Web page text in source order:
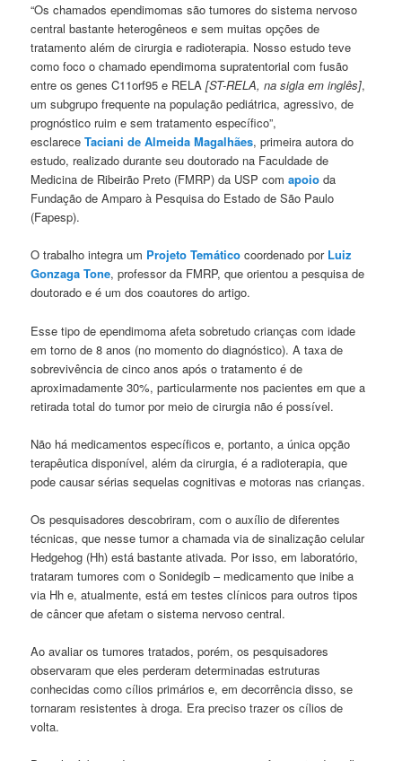
“Os chamados ependimomas são tumores do sistema nervoso
central bastante heterogêneos e sem muitas opções de
tratamento além de cirurgia e radioterapia. Nosso estudo teve
como foco o chamado ependimoma supratentorial com fusão
entre os genes C11orf95 e RELA [ST-RELA, na sigla em inglês],
um subgrupo frequente na população pediátrica, agressivo, de
prognóstico ruim e sem tratamento específico”,
esclareceTaciani de Almeida Magalhães, primeira autora do
estudo, realizado durante seu doutorado na Faculdade de
Medicina de Ribeirão Preto (FMRP) da USP comapoio da
Fundação de Amparo à Pesquisa do Estado de São Paulo
(Fapesp).
O trabalho integra um Projeto Temático coordenado por Luiz
Gonzaga Tone, professor da FMRP, que orientou a pesquisa de
doutorado e é um dos coautores do artigo.
Esse tipo de ependimoma afeta sobretudo crianças com idade
em torno de 8 anos (no momento do diagnóstico). A taxa de
sobrevivência de cinco anos após o tratamento é de
aproximadamente 30%, particularmente nos pacientes em que a
retirada total do tumor por meio de cirurgia não é possível.
Não há medicamentos específicos e, portanto, a única opção
terapêutica disponível, além da cirurgia, é a radioterapia, que
pode causar sérias sequelas cognitivas e motoras nas crianças.
Os pesquisadores descobriram, com o auxílio de diferentes
técnicas, que nesse tumor a chamada via de sinalização celular
Hedgehog (Hh) está bastante ativada. Por isso, em laboratório,
trataram tumores com o Sonidegib – medicamento que inibe a
via Hh e, atualmente, está em testes clínicos para outros tipos
de câncer que afetam o sistema nervoso central.
Ao avaliar os tumores tratados, porém, os pesquisadores
observaram que eles perderam determinadas estruturas
conhecidas como cílios primários e, em decorrência disso, se
tornaram resistentes à droga. Era preciso trazer os cílios de
volta.